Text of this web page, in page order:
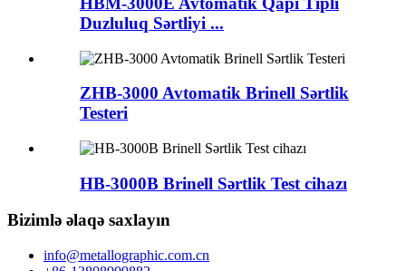
Duzluluq Sərtliyi ...
ZHB-3000 Avtomatik Brinell Sərtlik
Testeri
HB-3000B Brinell Sərtlik Test cihazı
Bizimlə əlaqə saxlayın
info@metallographic.com.cn